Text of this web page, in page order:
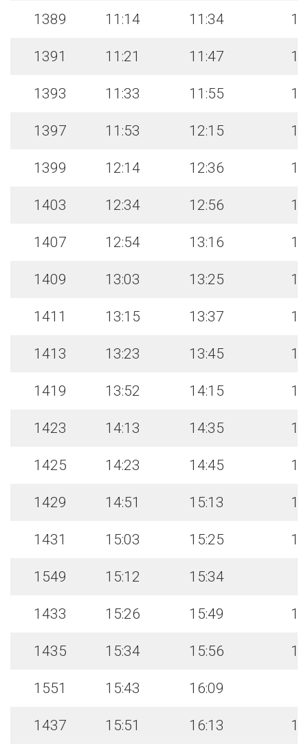
1389 11:14 11:34
1391 11:21 11:47
1393 11:33 11:55
1397 11:53 12:15
1399 12:14 12:36
1403 12:34 12:56
1407 12:54 13:16
1409 13:03 13:25
1411 13:15 13:37
1413 13:23 13:45
1419 13:52 14:15
1423 14:13 14:35
1425 14:23 14:45
1429 14:51 15:13
1431 15:03 15:25
1549 15:12 15:34
1433 15:26 15:49
1435 15:34 15:56
1551 15:43 16:09
1437 15:51 16:13